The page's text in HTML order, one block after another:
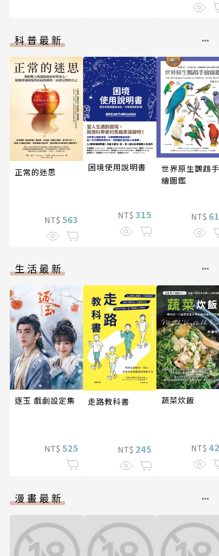
科普最新
正常的迷思
NT$ 563
困境使用說明書
NT$ 315
世界原生鸚鵡手
繪圖鑑
NT$
生活最新
逐玉 戲劇設定集
NT$ 525
走路教科書
NT$ 245
蔬菜炊飯
NT$
漫畫最新